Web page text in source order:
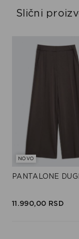
Slični
NOVO
PANTALONE
11.990,00 RSD